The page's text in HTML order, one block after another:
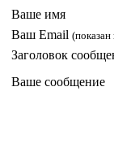
Ваше имя
Ваш Email (показан
Заголовок
Ваше сообщение